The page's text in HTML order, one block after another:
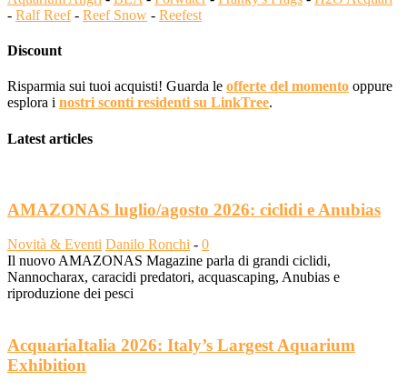
- Ralf Reef- Reef Snow - Reefest
Discount
Risparmia sui tuoi acquisti! Guarda le offerte del momento oppure
esplora i nostri sconti residenti su LinkTree.
Latest articles
AMAZONAS luglio/agosto 2026: ciclidi e Anubias
Novità & Eventi Danilo Ronchi - 0
Il nuovo AMAZONAS Magazine parla di grandi ciclidi,
Nannocharax, caracidi predatori, acquascaping, Anubias e
riproduzione dei pesci
AcquariaItalia 2026: Italy’s Largest Aquarium
Exhibition